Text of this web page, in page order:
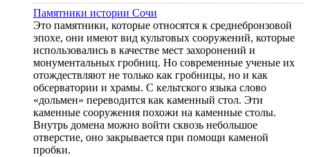
Памятники истории Сочи
Это памятники, которые относятся к среднебронзовой
эпохе, они имеют вид культовых сооружений, которые
использовались в качестве мест захоронений и
монументальных гробниц. Но современные ученые их
отождествляют не только как гробницы, но и как
обсерватории и храмы. С кельтского языка слово
«дольмен» переводится как каменный стол. Эти
каменные сооружения похожи на каменные столы.
Внутрь домена можно войти сквозь небольшое
отверстие, оно закрывается при помощи каменой
пробки.